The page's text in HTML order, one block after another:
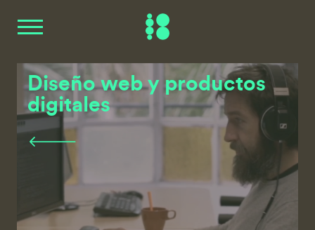
Diseño web y productos
digitales